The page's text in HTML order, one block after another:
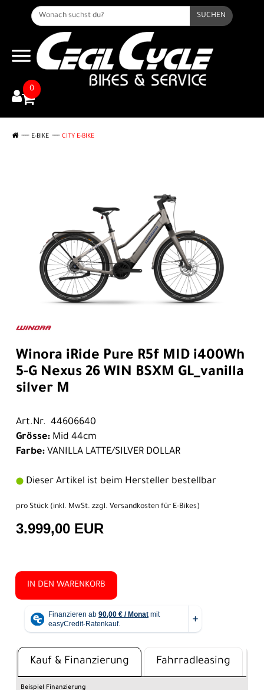
SUCHEN
0
E-BIKE CITY E-BIKE
Winora iRide Pure R5f MID i400Wh
5-G Nexus 26 WIN BSXM GL_vanilla
silver M
Art.Nr. 44606640
Grösse: Mid 44cm
Farbe: VANILLA LATTE/SILVER DOLLAR
Dieser Artikel ist beim Hersteller bestellbar
pro Stück (inkl. MwSt. zzgl. Versandkosten für E-Bikes)
3.999,00 EUR
IN DEN WARENKORB
Kauf & Finanzierung Fahrradleasing
Beispiel Finanzierung